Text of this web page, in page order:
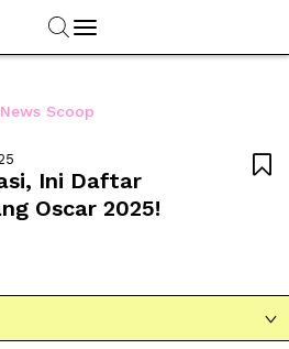
News Scoop
Ini Daftar

